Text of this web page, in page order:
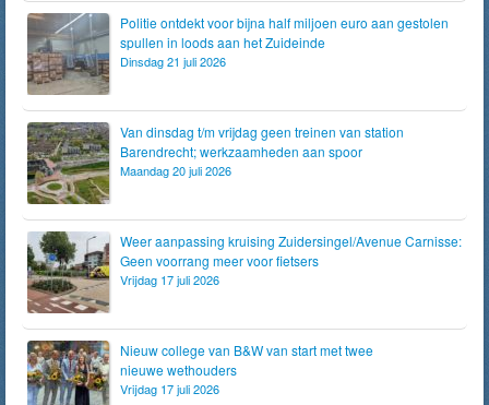
Politie ontdekt voor bijna half miljoen euro aan gestolen
spullen in loods aan het Zuideinde
Dinsdag 21 juli 2026
Van dinsdag t/m vrijdag geen treinen van station
Barendrecht; werkzaamheden aan spoor
Maandag 20 juli 2026
Weer aanpassing kruising Zuidersingel/Avenue Carnisse:
Geen voorrang meer voor fietsers
Vrijdag 17 juli 2026
Nieuw college van B&W van start met twee
nieuwe wethouders
Vrijdag 17 juli 2026